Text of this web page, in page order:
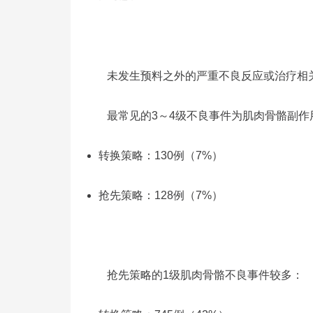
未发生预料之外的严重不良反应或治疗相
最常见的3～4级不良事件为肌肉骨骼副作
转换策略：130例（7%）
抢先策略：128例（7%）
抢先策略的1级肌肉骨骼不良事件较多：